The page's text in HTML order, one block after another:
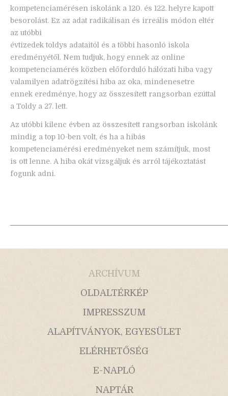
kompetenciamérésen iskolánk a 120. és 122. helyre kapott
besorolást. Ez az adat radikálisan és irreális módon eltér
az utóbbi
évtizedek toldys adataitól és a többi hasonló iskola
eredményétől. Nem tudjuk, hogy ennek az online
kompetenciamérés közben előforduló hálózati hiba vagy
valamilyen adatrögzítési hiba az oka, mindenesetre
ennek eredménye, hogy az összesített rangsorban ezúttal
a Toldy a 27. lett.
Az utóbbi kilenc évben az összesített rangsorban iskolánk
mindig a top 10-ben volt, és ha a hibás
kompetenciamérési eredményeket nem számítjuk, most
is ott lenne. A hiba okát vizsgáljuk és arról tájékoztatást
fogunk adni.
ARCHÍVUM
OLDALTÉRKÉP
IMPRESSZUM
ALAPÍTVÁNYOK, EGYESÜLET
ELÉRHETŐSÉG
E-NAPLÓ
NAPTÁR